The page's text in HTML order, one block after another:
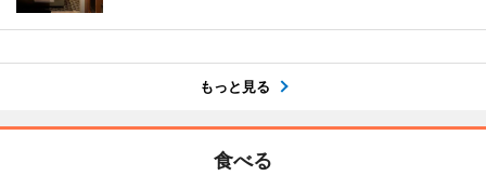
もっと見る
食べる